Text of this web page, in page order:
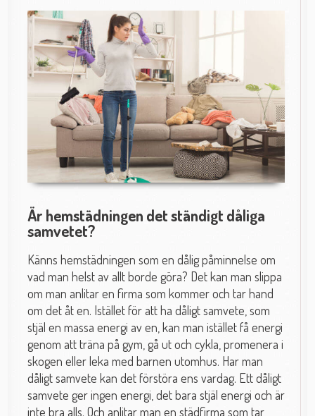
Är hemstädningen det ständigt dåliga
samvetet?
Känns hemstädningen som en dålig påminnelse om
vad man helst av allt borde göra? Det kan man slippa
om man anlitar en firma som kommer och tar hand
om det åt en. Istället för att ha dåligt samvete, som
stjäl en massa energi av en, kan man istället få energi
genom att träna på gym, gå ut och cykla, promenera i
skogen eller leka med barnen utomhus. Har man
dåligt samvete kan det förstöra ens vardag. Ett dåligt
samvete ger ingen energi, det bara stjäl energi och är
inte bra alls. Och anlitar man en städfirma som tar